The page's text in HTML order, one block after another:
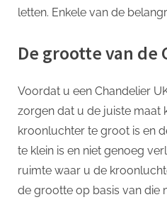
letten. Enkele van de
De grootte van de
Voordat u een Chandelier
zorgen dat u de juiste maat
kroonluchter te groot is en
te klein is en niet genoeg
ruimte waar u de
de grootte op basis van die